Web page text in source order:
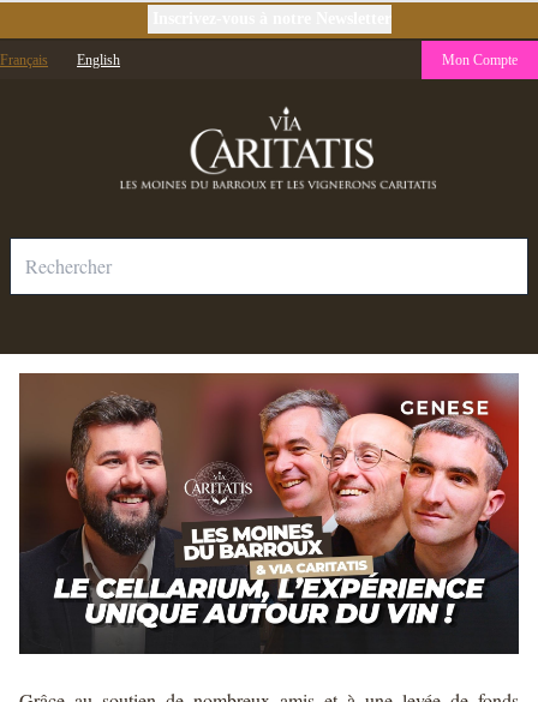
Français English Mon Compte